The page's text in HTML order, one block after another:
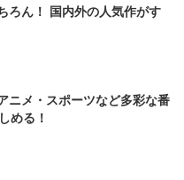
ろん！ 国内外の人気作がす
ニメ・スポーツなど多彩な番
める！